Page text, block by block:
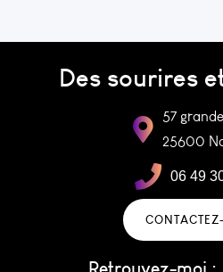
Des sourires
57
25600
06 49
Retrouvez-moi :